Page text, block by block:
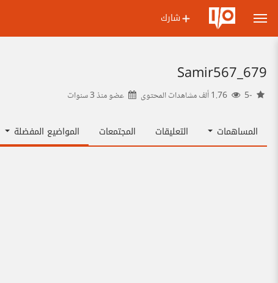
شارك
Samir567_679
-5 عضو منذ3 سنوات
المساهمات التعليقات المجتمعات المواضيع المفضلة